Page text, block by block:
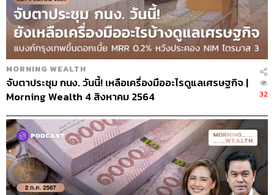
MORNING WEALTH
จับตาประชุม กนง. วันนี้! เหลือเครื่องมืออะไรดูแลเศรษฐกิจ |
Morning Wealth 4 สิงหาคม 2564
32